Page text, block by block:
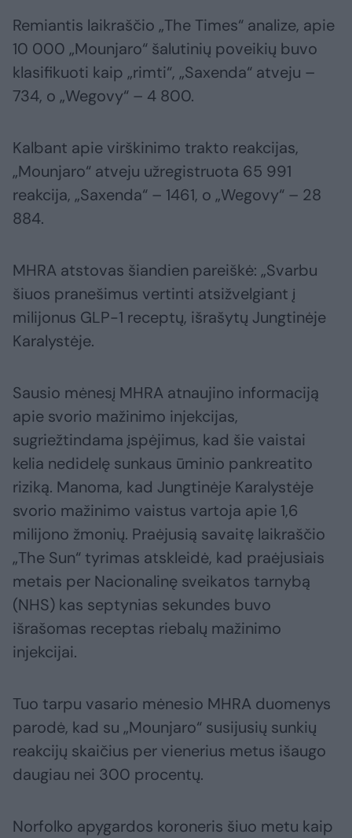
Remiantis laikraščio „The Times“ analize, apie
10 000 „Mounjaro“ šalutinių poveikių buvo
klasifikuoti kaip „rimti“, „Saxenda“ atveju –
734, o „Wegovy“ – 4 800.
Kalbant apie virškinimo trakto reakcijas,
„Mounjaro“ atveju užregistruota 65 991
reakcija, „Saxenda“ – 1461, o „Wegovy“ – 28
884.
MHRA atstovas šiandien pareiškė: „Svarbu
šiuos pranešimus vertinti atsižvelgiant į
milijonus GLP-1 receptų, išrašytų Jungtinėje
Karalystėje.
Sausio mėnesį MHRA atnaujino informaciją
apie svorio mažinimo injekcijas,
sugriežtindama įspėjimus, kad šie vaistai
kelia nedidelę sunkaus ūminio pankreatito
riziką. Manoma, kad Jungtinėje Karalystėje
svorio mažinimo vaistus vartoja apie 1,6
milijono žmonių. Praėjusią savaitę laikraščio
„The Sun“ tyrimas atskleidė, kad praėjusiais
metais per Nacionalinę sveikatos tarnybą
(NHS) kas septynias sekundes buvo
išrašomas receptas riebalų mažinimo
injekcijai.
Tuo tarpu vasario mėnesio MHRA duomenys
parodė, kad su „Mounjaro“ susijusių sunkių
reakcijų skaičius per vienerius metus išaugo
daugiau nei 300 procentų.
Norfolko apygardos koroneris šiuo metu kaip